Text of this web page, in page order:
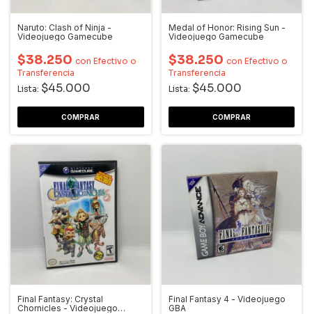
Naruto: Clash of Ninja -
Videojuego Gamecube
$38.250 con Efectivo o
Transferencia
Lista: $45.000
Medal of Honor: Rising Sun -
Videojuego Gamecube
$38.250 con Efectivo o
Transferencia
Lista: $45.000
Final Fantasy: Crystal
Chornicles - Videojuego
Final Fantasy 4 - Videojuego
GBA